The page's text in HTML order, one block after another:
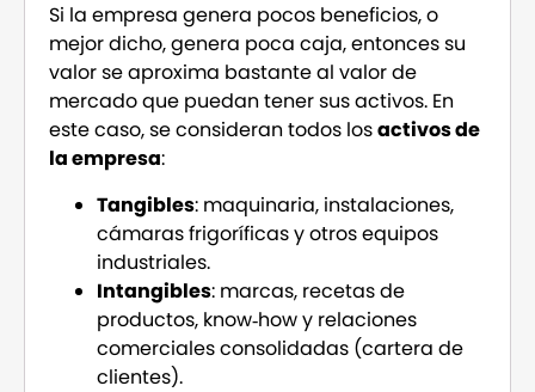
Si la empresa genera pocos beneficios, o
mejor dicho, genera poca caja, entonces su
valor se aproxima bastante al valor de
mercado que puedan tener sus activos. En
este caso, se consideran todos losactivos de
la empresa:
Tangibles: maquinaria, instalaciones,
cámaras frigoríficas y otros equipos
industriales.
Intangibles: marcas, recetas de
productos, know‑how y relaciones
comerciales consolidadas (cartera de
clientes).